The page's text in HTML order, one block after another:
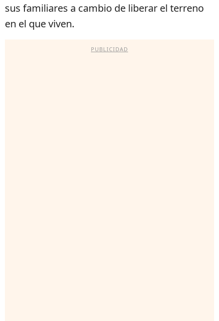
sus familiares a cambio de liberar el terreno
en el que viven.
PUBLICIDAD